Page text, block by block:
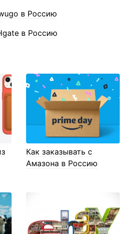
в Россию
в Россию
Как заказывать с
Амазона в Россию